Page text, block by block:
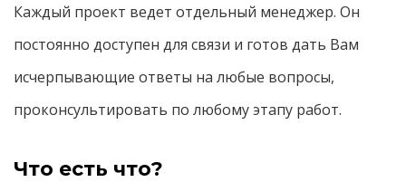
Каждый проект ведет отдельный менеджер. Он
постоянно доступен для связи и готов дать Вам
исчерпывающие ответы на любые вопросы,
проконсультировать по любому этапу работ.
Что есть что?